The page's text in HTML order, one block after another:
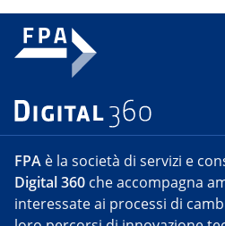
FPA è la società di servizi e
Digital 360 che accompagna
interessate ai processi di